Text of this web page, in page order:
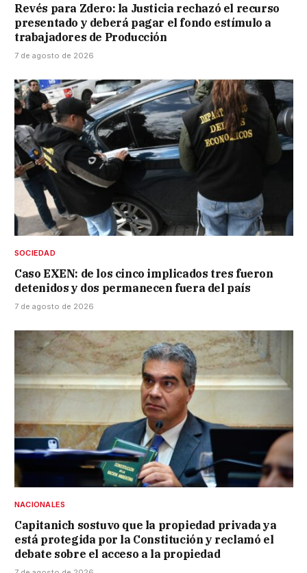
Revés para Zdero: la Justicia rechazó el recurso
presentado y deberá pagar el fondo estímulo a
trabajadores de Producción
7 de agosto de 2026
SOCIEDAD
Caso EXEN: de los cinco implicados tres fueron
detenidos y dos permanecen fuera del país
7 de agosto de 2026
NACIONALES
Capitanich sostuvo que la propiedad privada ya
está protegida por la Constitución y reclamó el
debate sobre el acceso a la propiedad